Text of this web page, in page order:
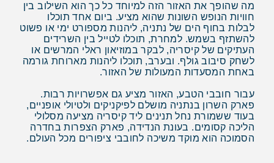
מה שהופך את האזור הזה למיוחד כל כך הוא השילוב בין
חוויות הנופש השונות שהוא מציע. ביום אחד תוכלו
לבלות בחוף הים של נתניה, ליהנות מספורט ימי או פשוט
להשתזף בשמש. למחרת, תוכלו לטייל בין השרידים
העתיקים של קיסריה, לבקר במוזיאון ראלי המרשים או
לשחק סיבוב גולף. ובערב, תוכלו ליהנות מארוחת גורמה
באחת המסעדות המעולות של האזור.
עבור חובבי הטבע, האזור מציע גם אפשרויות רבות.
פארק השרון בנתניה מושלם לפיקניקים ולטיולי אופניים,
בעוד ששמורת נחל תנינים ליד קיסריה מציעה מסלולי
הליכה קסומים. בעונת הנדידה, פארק הצפרות בחדרה
הסמוכה הוא מוקד משיכה לחובבי ציפורים מכל העולם.